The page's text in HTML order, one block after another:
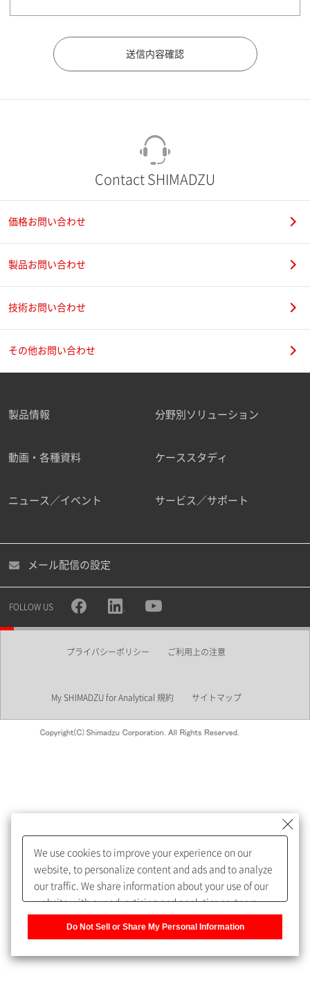
ご勤務先
職種
所属部署
めします。
My SHIMADZU for Analyticalへ登録いただくと、技術情報や
取扱説明書・Webinarなどの閲覧ができます。
うになります。
Contact SHIMADZU
価格お問い合わせ
製品お問い合わせ
技術お問い合わせ
その他お問い合わせ
製品情報 分野別ソリューション
動画・各種資料 ケーススタディ
ニュース／イベント サービス／サポート
メール配信の設定
FOLLOW US
プライバシーポリシー ご利用上の注意
My SHIMADZU for Analytical 規約 サイトマップ
We use cookies to improve your experience on our
website, to personalize content and ads and to analyze
our traffic. We share information about your use of our
website with our advertising and analytics partners,
Do Not Sell or Share My Personal Information